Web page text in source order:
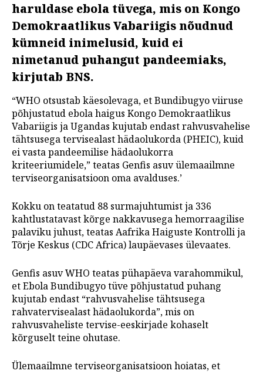
haruldase ebola tüvega, mis on Kongo
Demokraatlikus Vabariigis nõudnud
kümneid inimelusid, kuid ei
nimetanud puhangut pandeemiaks,
kirjutab BNS.
“WHO otsustab käesolevaga, et Bundibugyo viiruse
põhjustatud ebola haigus Kongo Demokraatlikus
Vabariigis ja Ugandas kujutab endast rahvusvahelise
tähtsusega tervisealast hädaolukorda (PHEIC), kuid
ei vasta pandeemilise hädaolukorra
kriteeriumidele,” teatas Genfis asuv ülemaailmne
terviseorganisatsioon oma avalduses.’
Kokku on teatatud 88 surmajuhtumist ja 336
kahtlustatavast kõrge nakkavusega hemorraagilise
palaviku juhust, teatas Aafrika Haiguste Kontrolli ja
Tõrje Keskus (CDC Africa) laupäevases ülevaates.
Genfis asuv WHO teatas pühapäeva varahommikul,
et Ebola Bundibugyo tüve põhjustatud puhang
kujutab endast “rahvusvahelise tähtsusega
rahvatervisealast hädaolukorda”, mis on
rahvusvaheliste tervise-eeskirjade kohaselt
kõrguselt teine ohutase.
Ülemaailmne terviseorganisatsioon hoiatas, et